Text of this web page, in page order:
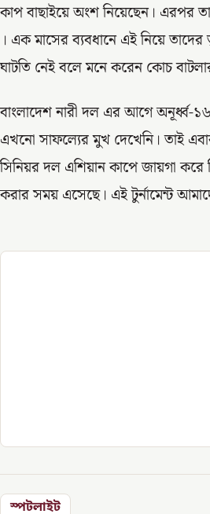
কাপ বাছাইয়ে অংশ নিয়েছেন। এরপর
। এক মাসের ব্যবধানে এই নিয়ে
ঘাটতি নেই বলে মনে করেন কোচ
বাংলাদেশ নারী দল এর আগে অনূর্ধ্ব-
এখনো সাফল্যের মুখ দেখেনি। তাই
সিনিয়র দল এশিয়ান কাপে জায়গা
করার সময় এসেছে। এই টুর্নামেন্ট
স্পটলাইট